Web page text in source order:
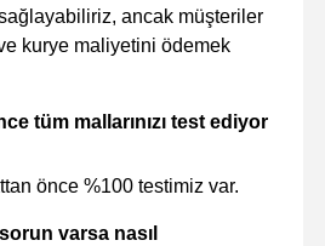
ancak müşteriler
kurye maliyetini ödemek
tüm mallarınızı test ediyor
önce %100 testimiz var.
varsa nasıl